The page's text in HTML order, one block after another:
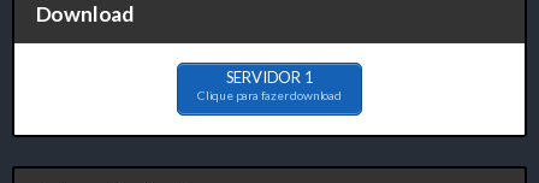
Download
SERVIDOR 1
Clique para fazer download